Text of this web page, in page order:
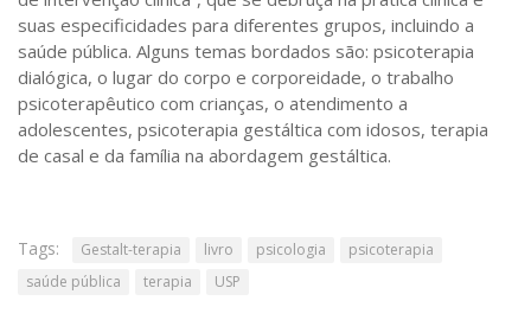
Transtorno do Espectro Autista
Contato
Quem somos
Sobre o Portal
suas especificidades para diferentes grupos, incluindo a
saúde pública. Alguns temas bordados são: psicoterapia
dialógica, o lugar do corpo e corporeidade, o trabalho
psicoterapêutico com crianças, o atendimento a
adolescentes, psicoterapia gestáltica com idosos, terapia
de casal e da família na abordagem gestáltica.
Tags: Gestalt-terapia livro psicologia
psicoterapia
saúde pública
terapia USP